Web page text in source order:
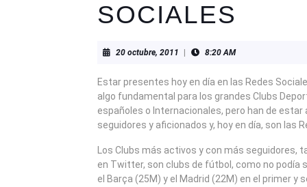
SOCIALES
20 octubre, 2011 20
8:20 AM
Estar presentes hoy en día en las Redes
algo fundamental para los grandes Clubs
españoles o Internacionales, pero han de estar
seguidores y aficionados y, hoy en día, son las
Los Clubs más activos y con más seguidores,
en Twitter, son clubs de fútbol, como no podía
el Barça (25M) y el Madrid (22M) en el primer y